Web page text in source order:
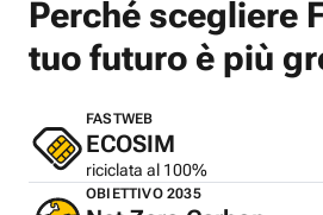
Perché scegliere
tuo futuro è più
FASTWEB
ECOSIM
riciclata al 100%
OBIETTIVO 2035